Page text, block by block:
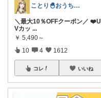
ことり🐣おうち時間快適＆UV対策
＼最大10％OFFクーポン／ ❤️U
Vカッ ...
￥ 5,490～
10 4 1612
コレ いいね